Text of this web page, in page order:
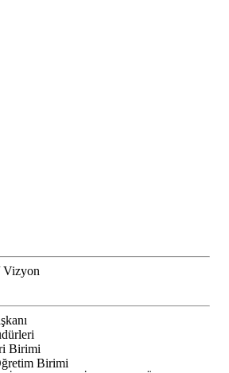
Vizyon
Birimi
Birimi